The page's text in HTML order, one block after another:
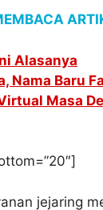
Alasanya
Nama Baru
Masa
jejaring